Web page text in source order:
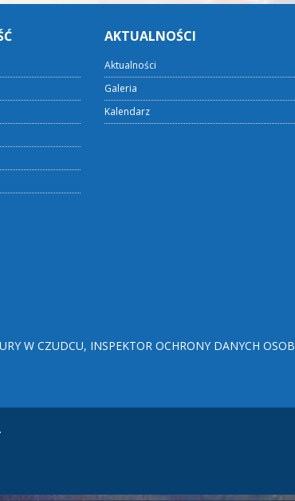
AKTUALNOŚCI
Aktualności
Galeria
Kalendarz
W CZUDCU, INSPEKTOR OCHRONY DANYCH